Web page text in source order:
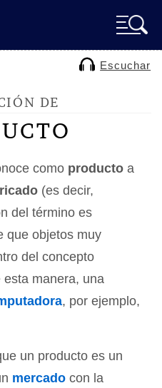
Escuchar
DE
como producto a
(es decir,
del término es
que objetos muy
del concepto
manera, una
, por ejemplo,
un producto es un
mercado con la